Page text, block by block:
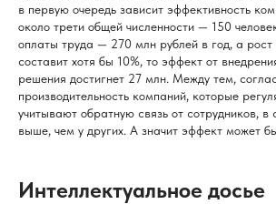
в первую очередь зависит эффективность
около трети общей численности — 150
оплаты труда — 270 млн рублей в год, а рост
составит хотя бы 10%, то эффект от
решения достигнет 27 млн. Между тем,
производительность компаний, которые
учитывают обратную связь от сотрудников,
выше, чем у других. А значит эффект может
Интеллектуальное досье